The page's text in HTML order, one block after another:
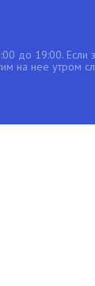
до 19:00. Если
на нее утром